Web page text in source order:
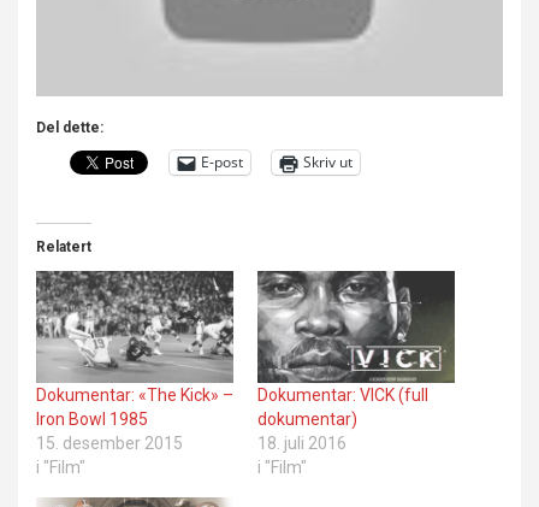
Del dette:
E-post Skriv ut
Relatert
Dokumentar: «The Kick» –
Iron Bowl 1985
15. desember 2015
i "Film"
Dokumentar: VICK (full
dokumentar)
18. juli 2016
i "Film"